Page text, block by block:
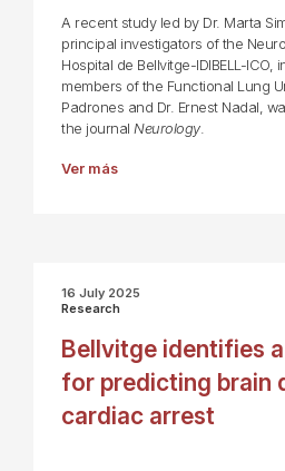
A recent study led by Dr. Marta
principal investigators of the
Hospital de Bellvitge-IDIBELL-ICO,
members of the Functional Lung
Padrones and Dr. Ernest Nadal,
the journal Neurology.
Ver más
16 July 2025
Research
Bellvitge identifies
for predicting brain
cardiac arrest